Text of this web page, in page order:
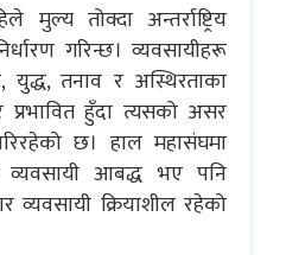
तोक्दा अन्तर्राष्ट्रिय
गरिन्छ। व्यवसायीहरू
तनाव र अस्थिरताका
प्रभावित हुँदा त्यसको असर
छ। हाल महासंघमा
आबद्ध भए पनि
क्रियाशील रहेको